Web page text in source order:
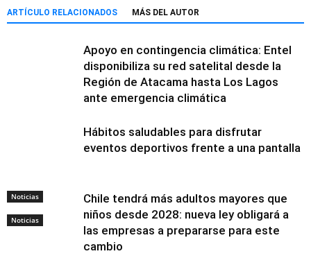
ARTÍCULO RELACIONADOS MÁS DEL AUTOR
Noticias
Apoyo en contingencia climática: Entel
disponibiliza su red satelital desde la
Región de Atacama hasta Los Lagos
ante emergencia climática
Noticias
Hábitos saludables para disfrutar
eventos deportivos frente a una pantalla
Chile tendrá más adultos mayores que
niños desde 2028: nueva ley obligará a
las empresas a prepararse para este
cambio